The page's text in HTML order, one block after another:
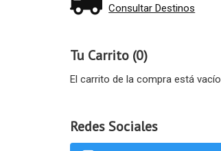
Consultar Destinos
Tu Carrito (0)
El carrito de la compra está vacío
Redes Sociales